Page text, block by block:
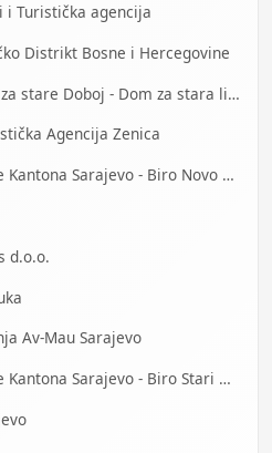
i Turistička agencija
Distrikt Bosne i Hercegovine
Starački dom Doboj - Dom za stare Doboj - Dom za stara lica Doboj
Agencija Zenica
J.U. Služba za zapošljavanje Kantona Sarajevo - Biro Novo Sarajevo
d.o.o.
Av-Mau Sarajevo
J.U. Služba za zapošljavanje Kantona Sarajevo - Biro Stari Grad